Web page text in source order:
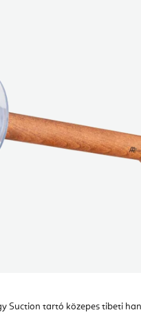
Suction tartó közepes tibeti